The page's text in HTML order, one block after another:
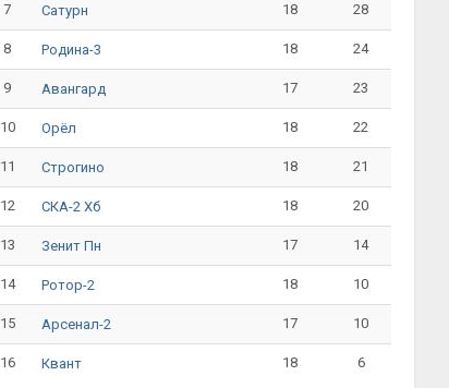
7 Сатурн 18 28
8 Родина-3 18 24
9 Авангард 17 23
10 Орёл 18 22
11 Строгино 18 21
12 СКА-2 Хб 18 20
13 Зенит Пн 17 14
14 Ротор-2 18 10
15 Арсенал-2 17 10
16 Квант 18 6